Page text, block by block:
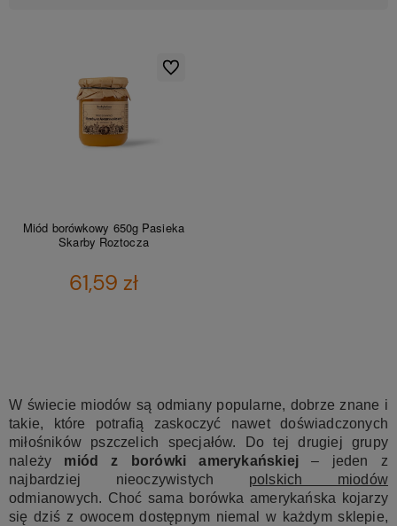
Miód borówkowy 650g Pasieka
Skarby Roztocza
61,59 zł
Do ulubionych
W świecie miodów są odmiany popularne, dobrze znane i
takie, które potrafią zaskoczyć nawet doświadczonych
miłośników pszczelich specjałów. Do tej drugiej grupy
należy miód z borówki amerykańskiej – jeden z
najbardziej nieoczywistych polskich miodów
odmianowych. Choć sama borówka amerykańska kojarzy
się dziś z owocem dostępnym niemal w każdym sklepie,